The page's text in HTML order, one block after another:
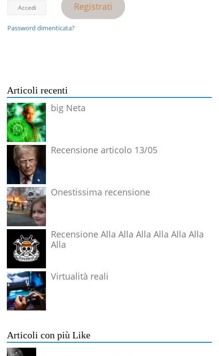
Registrati
Password dimenticata?
Articoli recenti
big Neta
Recensione articolo 13/05
Onestissima recensione
Recensione Alla Alla Alla Alla Alla Alla
Alla
Virtualità reali
Articoli con più Like